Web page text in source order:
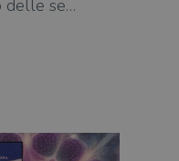
delle se…